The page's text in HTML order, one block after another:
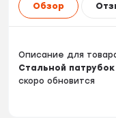
Обзор
Описание для
Стальной
скоро обновится